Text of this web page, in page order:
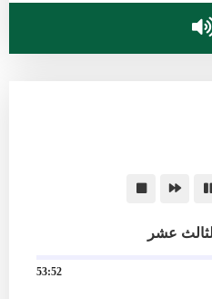
عشر
53:52